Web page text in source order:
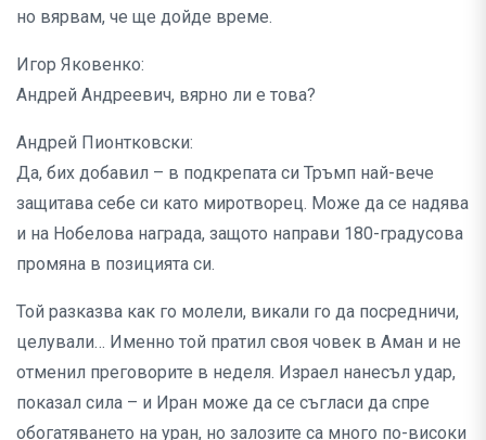
но вярвам, че ще дойде време.
Игор Яковенко:
Андрей Андреевич, вярно ли е това?
Андрей Пионтковски:
Да, бих добавил – в подкрепата си Тръмп най-вече
защитава себе си като миротворец. Може да се надява
и на Нобелова награда, защото направи 180-градусова
промяна в позицията си.
Той разказва как го молели, викали го да посредничи,
целували… Именно той пратил своя човек в Аман и не
отменил преговорите в неделя. Израел нанесъл удар,
показал сила – и Иран може да се съгласи да спре
обогатяването на уран, но залозите са много по-високи